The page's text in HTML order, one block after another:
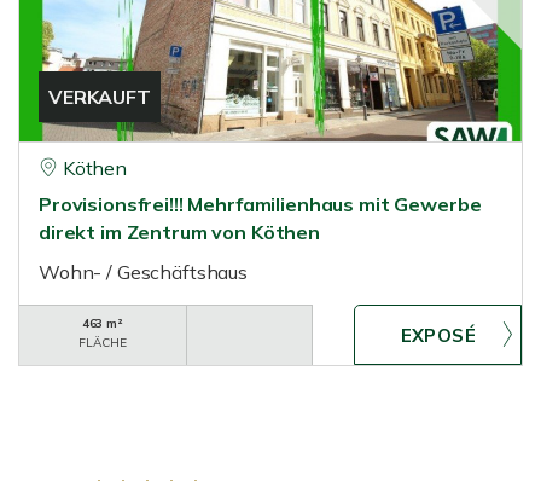
VERKAUFT
Köthen
Provisionsfrei!!! Mehrfamilienhaus mit Gewerbe
direkt im Zentrum von Köthen
Wohn- / Geschäftshaus
463 m²
FLÄCHE